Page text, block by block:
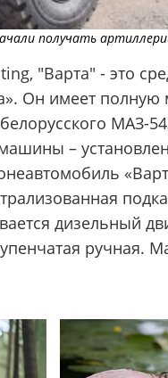
получать
"Варта" - это
Он имеет полную
МАЗ-
–
дизельный
ручная.